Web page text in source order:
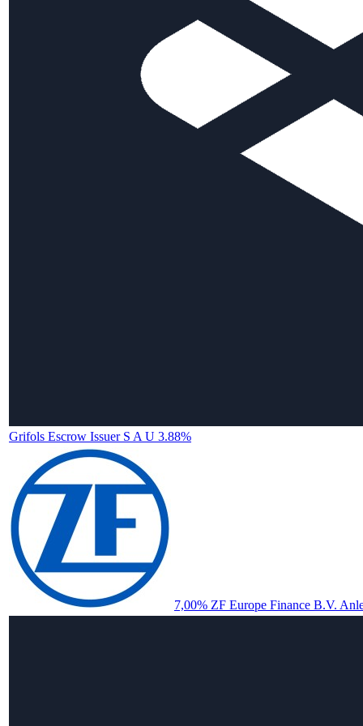
Grifols Escrow Issuer S A U 3.88%
7,00% ZF Europe Finance B.V.